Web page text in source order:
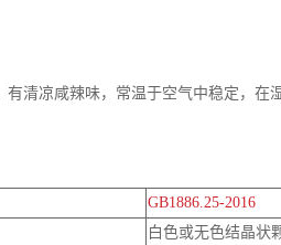
清凉咸辣味，常温于空气中稳定，
GB1886.25-2016
白色或无色结晶状